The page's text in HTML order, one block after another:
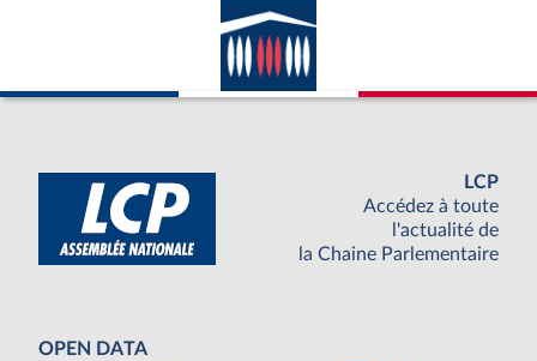
LCP
Accédez à toute
l'actualité de
la Chaine Parlementaire
OPEN DATA